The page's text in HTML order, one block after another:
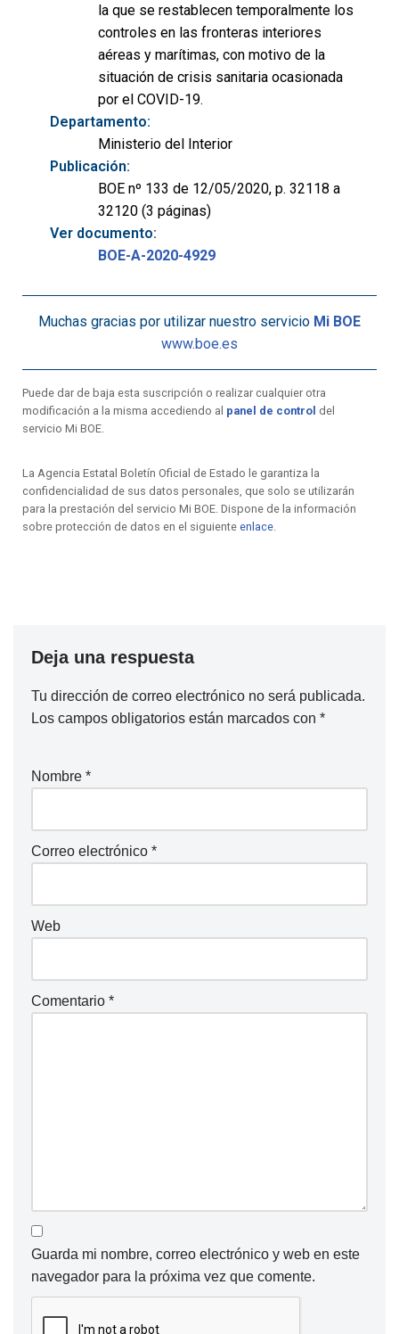
la que se restablecen temporalmente los
controles en las fronteras interiores
aéreas y marítimas, con motivo de la
situación de crisis sanitaria ocasionada
por el COVID-19.
Departamento:
Ministerio del Interior
Publicación:
BOE nº 133 de 12/05/2020, p. 32118 a
32120 (3 páginas)
Ver documento:
BOE-A-2020-4929
Muchas gracias por utilizar nuestro servicio Mi BOE
www.boe.es
Puede dar de baja esta suscripción o realizar cualquier otra
modificación a la misma accediendo al panel de control del
servicio Mi BOE.
La Agencia Estatal Boletín Oficial de Estado le garantiza la
confidencialidad de sus datos personales, que solo se utilizarán
para la prestación del servicio Mi BOE. Dispone de la información
sobre protección de datos en el siguiente enlace
Deja una respuesta
Tu dirección de correo electrónico no será publicada.
Los campos obligatorios están marcados con *
Nombre *
Correo electrónico *
Web
Comentario *
Guarda mi nombre, correo electrónico y web en este
navegador para la próxima vez que comente.